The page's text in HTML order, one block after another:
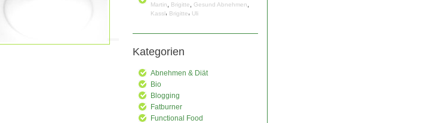
Martin Brigitte Gesund Abnehmen
Kassl, Brigitte, Uli
Kategorien
Abnehmen & Diät
Bio
Blogging
Fatburner
Functional Food